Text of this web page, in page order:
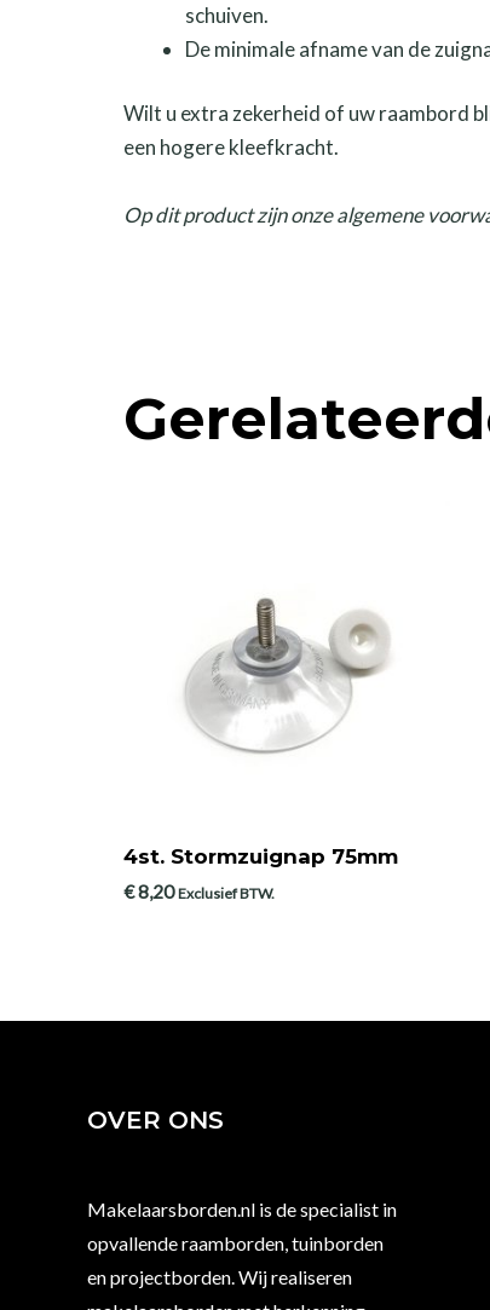
schuiven.
De minimale afname van de
Wilt u extra zekerheid of uw raambord
een hogere kleefkracht.
Op dit product zijn onze algemene
4st. Stormzuignap 75mm
€8,20 Exclusief BTW.
OVER ONS
Makelaarsborden.nl is de specialist in
opvallende raamborden, tuinborden
en projectborden. Wij realiseren